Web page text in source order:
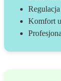
Komfort